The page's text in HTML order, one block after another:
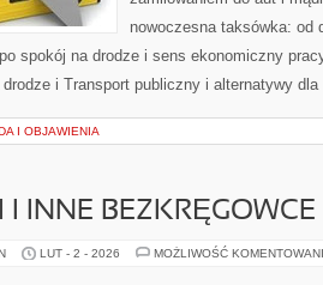
nowoczesna taksówka: od
spokój na drodze i sens ekonomiczny
drodze i Transport publiczny i alternatywy
I OBJAWIENIA
I INNE BEZKRĘGOWCE
LUT - 2 - 2026 MOŻLIWOŚĆ